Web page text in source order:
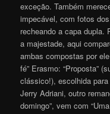
exceção. Também
impecável, com fotos
recheando a capa dupla.
a majestade, aqui
ambas compostas por
fé” Erasmo: “Proposta”
clássico!), escolhida
Jerry Adriani, outro
domingo”, vem com